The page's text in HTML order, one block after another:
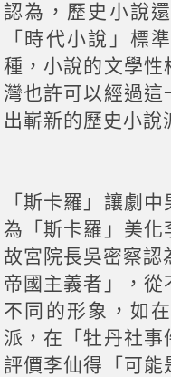
認為，歷史小說
「時代小說」標
種，小說的文學
灣也許可以經過
出嶄新的歷史小說
「斯卡羅」讓劇
為「斯卡羅」美
故宮院長吳密察認
帝國主義者」，
不同的形象，如
派，在「牡丹社
評價李仙得「可